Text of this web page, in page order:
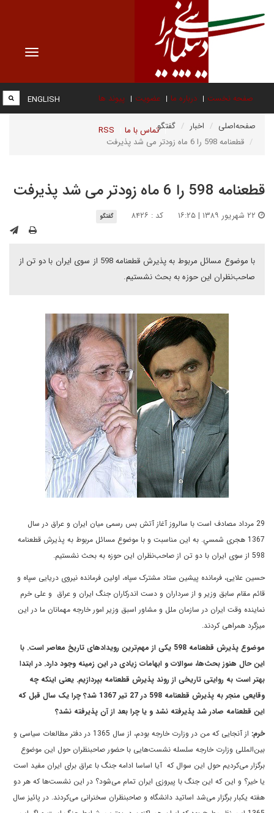
Toggle
صفحه نخست درباره ما عضویت پیوند ها
تماس با ما RSS
ENGLISH
صفحه‌اصلی اخبار
گفتگو
قطعنامه 598 را 6 ماه زودتر می شد پذیرفت
قطعنامه 598 را 6 ماه زودتر می شد پذیرفت
کد : ۸۴۲۶ گفتگو
با موضوع مسائل مربوط به پذیرش قطعنامه 598 از سوی ایران با دو تن از
صاحب‌نظران این حوزه به بحث نشستیم.
29 مرداد مصادف است با سالروز آغاز آتش بس رسمى ميان ايران و عراق در سال
1367 هجرى شمسي. به این مناسبت و با موضوع مسائل مربوط به پذیرش قطعنامه
598 از سوی ایران با دو تن از صاحب‌نظران این حوزه به بحث نشستیم.
حسین علایی، فرمانده پیشین ستاد مشترک سپاه، اولین فرمانده نیروی دریایی سپاه و
قائم مقام سابق وزیر و از سرداران و دست اندرکاران جنگ ایران و عراق و علی خرم
نماينده وقت ايران در سازمان ملل و مشاور اسبق وزير امور خارجه مهمانان ما در این
میزگرد همراهی کردند.
موضوع پذیرش قطعنامه 598 یکی از مهم‌ترین رویدادهای تاریخ معاصر است. با
این حال هنوز بحث‌ها، سوالات و ابهامات زیادی در این زمینه وجود دارد. در ابتدا
بهتر است به روایتی تاریخی از روند پذیرش قطعنامه بپردازیم. یعنی اینکه چه
وقایعی منجر به پذیرش قطعنامه 598 در 27 تیر 1367 شد؟ چرا یک سال قبل که
این قطعنامه صادر شد پذیرفته نشد و یا چرا بعد از آن پذیرفته نشد؟
خرم:
از آنجایی که من در وزارت خارجه بودم، از سال 1365 در دفتر مطالعات سیاسی و
بین‌المللی وزارت خارجه سلسله نشست‌هایی با حضور صاحبنظران حول این موضوع
برگزار می‌کردیم حول این سوال که آیا اساسا ادامه جنگ با عراق برای ایران مفید است
یا خیر؟ و این که این جنگ با پیروزی ایران تمام می‌شود؟ در این نشست‌ها که هر دو
هفته یکبار برگزار می‌شد اساتید دانشگاه و صاحبنظران سخنرانی می‌کردند. در پائیز سال